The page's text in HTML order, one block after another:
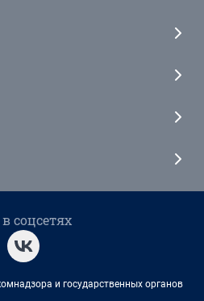
соцсетях
и государственных органов